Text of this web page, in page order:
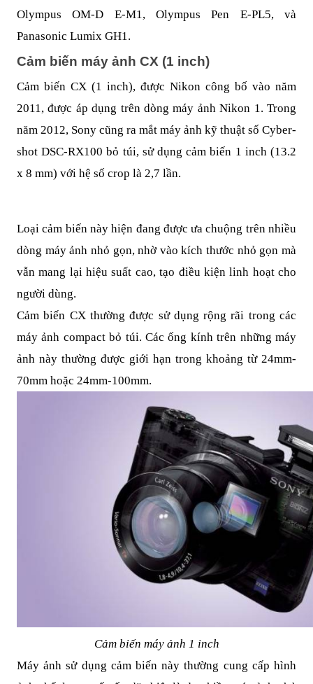
Olympus OM-D E-M1, Olympus Pen E-PL5, và
Panasonic Lumix GH1.
Cảm biến máy ảnh CX (1 inch)
Cảm biến CX (1 inch), được Nikon công bố vào năm
2011, được áp dụng trên dòng máy ảnh Nikon 1. Trong
năm 2012, Sony cũng ra mắt máy ảnh kỹ thuật số Cyber-
shot DSC-RX100 bỏ túi, sử dụng cảm biến 1 inch (13.2
x 8 mm) với hệ số crop là 2,7 lần.
Loại cảm biến này hiện đang được ưa chuộng trên nhiều
dòng máy ảnh nhỏ gọn, nhờ vào kích thước nhỏ gọn mà
vẫn mang lại hiệu suất cao, tạo điều kiện linh hoạt cho
người dùng.
Cảm biến CX thường được sử dụng rộng rãi trong các
máy ảnh compact bỏ túi. Các ống kính trên những máy
ảnh này thường được giới hạn trong khoảng từ 24mm-
70mm hoặc 24mm-100mm.
Cảm biến máy ảnh 1 inch
Máy ảnh sử dụng cảm biến này thường cung cấp hình